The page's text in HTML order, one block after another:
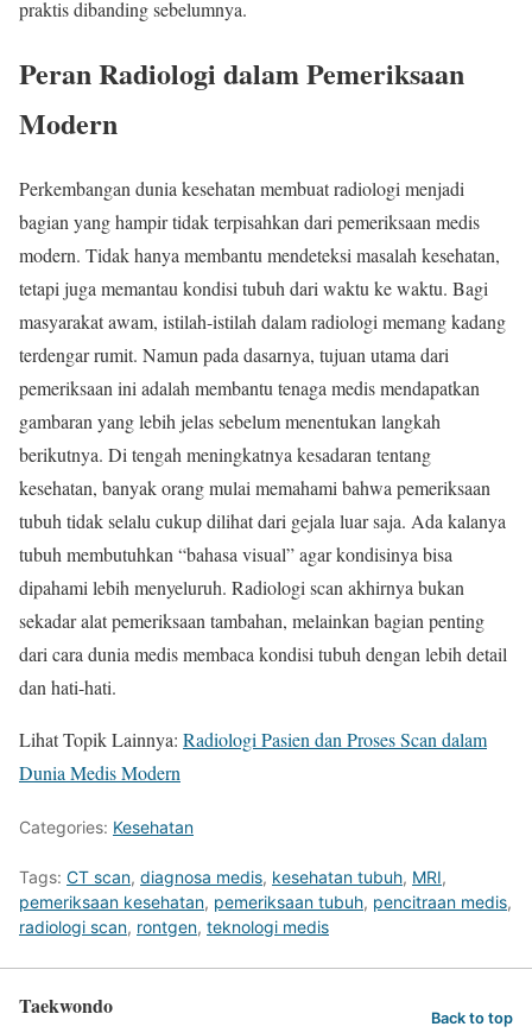
praktis dibanding sebelumnya.
Peran Radiologi dalam Pemeriksaan
Modern
Perkembangan dunia kesehatan membuat radiologi menjadi
bagian yang hampir tidak terpisahkan dari pemeriksaan medis
modern. Tidak hanya membantu mendeteksi masalah kesehatan,
tetapi juga memantau kondisi tubuh dari waktu ke waktu. Bagi
masyarakat awam, istilah-istilah dalam radiologi memang kadang
terdengar rumit. Namun pada dasarnya, tujuan utama dari
pemeriksaan ini adalah membantu tenaga medis mendapatkan
gambaran yang lebih jelas sebelum menentukan langkah
berikutnya. Di tengah meningkatnya kesadaran tentang
kesehatan, banyak orang mulai memahami bahwa pemeriksaan
tubuh tidak selalu cukup dilihat dari gejala luar saja. Ada kalanya
tubuh membutuhkan “bahasa visual” agar kondisinya bisa
dipahami lebih menyeluruh. Radiologi scan akhirnya bukan
sekadar alat pemeriksaan tambahan, melainkan bagian penting
dari cara dunia medis membaca kondisi tubuh dengan lebih detail
dan hati-hati.
Lihat Topik Lainnya: Radiologi Pasien dan Proses Scan dalam
Dunia Medis Modern
Categories: Kesehatan
Tags: CT scan, diagnosa medis, kesehatan tubuh, MRI,
pemeriksaan kesehatan, pemeriksaan tubuh, pencitraan medis,
radiologi scan, rontgen, teknologi medis
Taekwondo Back to top